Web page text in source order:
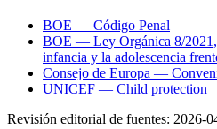
BOE — Código Penal
BOE — Ley Orgánica 8/2021,
infancia y la adolescencia
Consejo de Europa —
UNICEF — Child protection
Revisión editorial de fuentes: 2026-